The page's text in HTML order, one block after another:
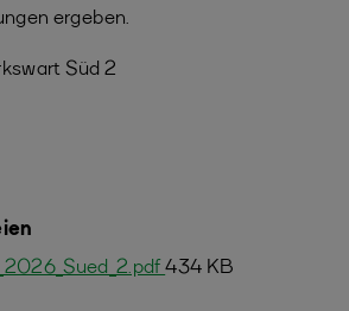
ergeben.
Süd 2
434 KB